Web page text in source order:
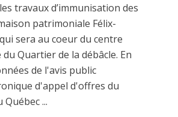
travaux d’immunisation des
patrimoniale Félix-
sera au coeur du centre
Quartier de la débâcle. En
de l'avis public
d'appel d'offres du
...